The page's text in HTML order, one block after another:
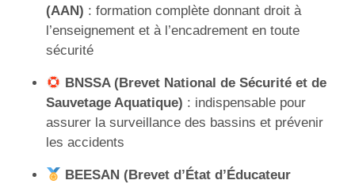
(AAN) : formation complète donnant droit à
l’enseignement et à l’encadrement en toute
sécurité
BNSSA (Brevet National de Sécurité et de
Sauvetage Aquatique) : indispensable pour
assurer la surveillance des bassins et prévenir
les accidents
BEESAN (Brevet d’État d’Éducateur